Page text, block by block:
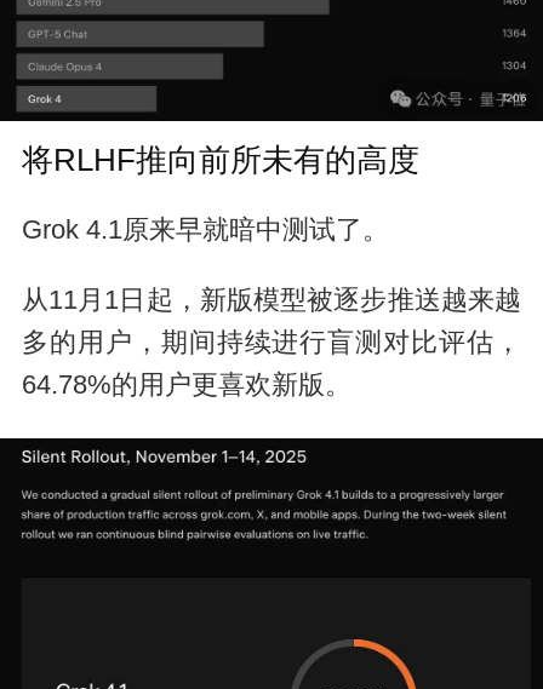
将RLHF推向前所未有的高度
Grok 4.1原来早就暗中测试了。
从11月1日起，新版模型被逐步推送越来越
多的用户，期间持续进行盲测对比评估，
64.78%的用户更喜欢新版。